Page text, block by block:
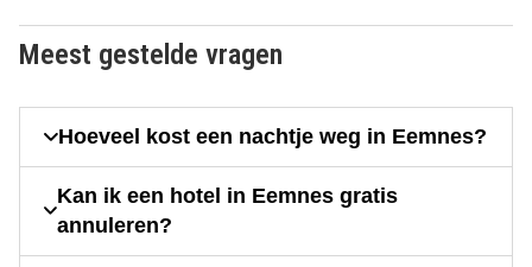
Meest gestelde vragen
Hoeveel kost een nachtje weg in Eemnes?
Kan ik een hotel in Eemnes gratis
annuleren?